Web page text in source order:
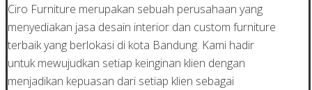
Ciro Furniture merupakan sebuah perusahaan yang
menyediakan jasa desain interior dan custom furniture
terbaik yang berlokasi di kota Bandung. Kami hadir
untuk mewujudkan setiap keinginan klien dengan
menjadikan kepuasan dari setiap klien sebagai